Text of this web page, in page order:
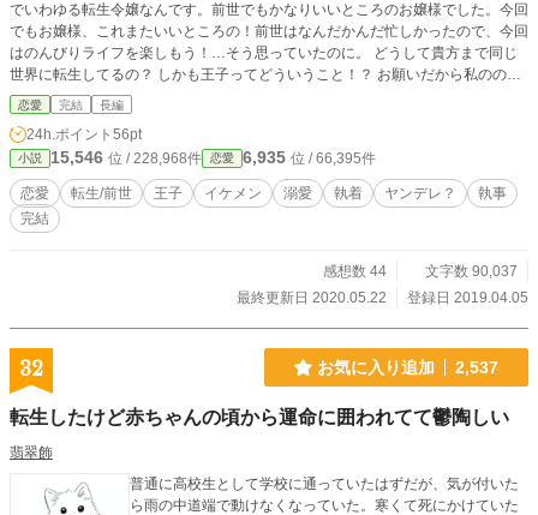
でいわゆる転生令嬢なんです。前世でもかなりいいところのお嬢様でした。今回
でもお嬢様、これまたいいところの！前世はなんだかんだ忙しかったので、今回
はのんびりライフを楽しもう！…そう思っていたのに。 どうして貴方まで同じ
世界に転生してるの？ しかも王子ってどういうこと！？ お願いだから私ののん
びりライフを邪魔しないで！ その愛はお断りしますから！ ※更新が不定期で
す。 ※誤字脱字の指摘や感想、よろしければお願いします。 ※完結から結構経
ちましたが、番外編を始めます！
恋愛 完結 長編
24h.ポイント 56pt
小説 15,546 位 / 228,968件 恋愛 6,935 位 / 66,395件
恋愛 転生/前世 王子 イケメン 溺愛 執着 ヤンデレ？
執事
完結
感想数 44
文字数 90,037
最終更新日 2020.05.22
登録日 2019.04.05
32 お気に入り追加 2,537
転生したけど赤ちゃんの頃から運命に囲われてて鬱陶しい
翡翠飾
普通に高校生として学校に通っていたはずだが、気が付いた
ら雨の中道端で動けなくなっていた。寒くて死にかけていた